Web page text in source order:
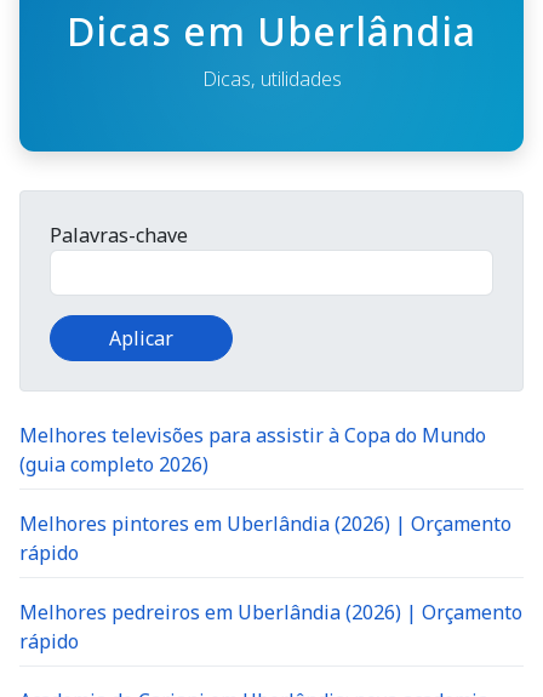
Dicas em Uberlândia
Dicas, utilidades
Palavras-chave
Melhores televisões para assistir à Copa do Mundo
(guia completo 2026)
Melhores pintores em Uberlândia (2026) | Orçamento
rápido
Melhores pedreiros em Uberlândia (2026) | Orçamento
rápido